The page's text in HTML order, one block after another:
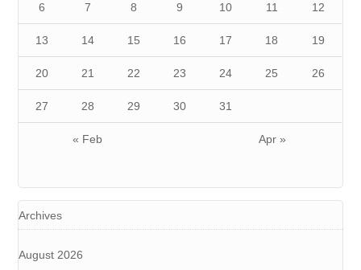
« Feb Apr »
6 7 8 9 10 11 12
13 14 15 16 17 18 19
20 21 22 23 24 25 26
27 28 29 30 31
Archives
August 2026